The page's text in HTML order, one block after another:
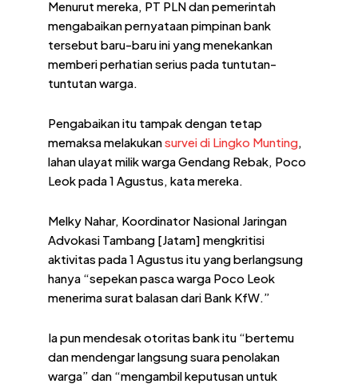
Menurut mereka, PT PLN dan pemerintah
mengabaikan pernyataan pimpinan bank
tersebut baru-baru ini yang menekankan
memberi perhatian serius pada tuntutan-
tuntutan warga.
Pengabaikan itu tampak dengan tetap
memaksa melakukansurvei di Lingko Munting
lahan ulayat milik warga Gendang Rebak, Poco
Leok pada 1 Agustus, kata mereka.
Melky Nahar, Koordinator Nasional Jaringan
Advokasi Tambang [Jatam] mengkritisi
aktivitas pada 1 Agustus itu yang berlangsung
hanya “sepekan pasca warga Poco Leok
menerima surat balasan dari Bank KfW.”
Ia pun mendesak otoritas bank itu “bertemu
dan mendengar langsung suara penolakan
warga” dan “mengambil keputusan untuk